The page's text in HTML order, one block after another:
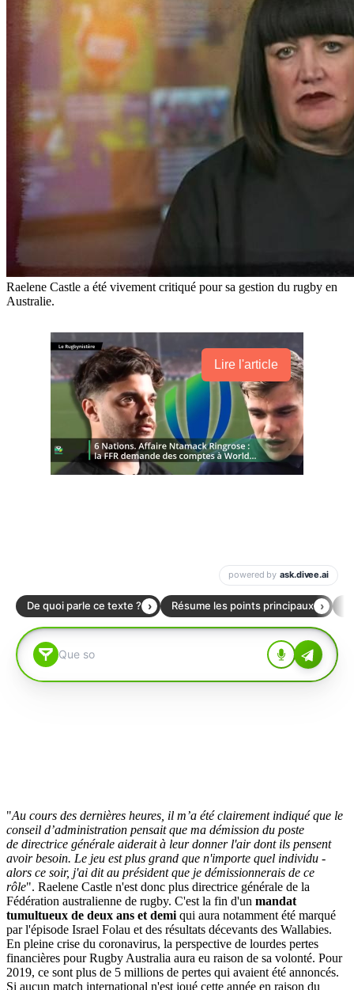
Raelene Castle a été vivement critiqué pour sa gestion du rugby en
Australie.
Lire l'article
"Au cours des dernières heures, il m’a été clairement indiqué que le
conseil d’administration pensait que ma démission du poste
de directrice générale aiderait à leur donner l'air dont ils pensent
avoir besoin. Le jeu est plus grand que n'importe quel individu -
alors ce soir, j'ai dit au président que je démissionnerais de ce
rôle". Raelene Castle n'est donc plus directrice générale de la
Fédération australienne de rugby. C'est la fin d'un mandat
tumultueux de deux ans et demi qui aura notamment été marqué
par l'épisode Israel Folau et des résultats décevants des Wallabies.
En pleine crise du coronavirus, la perspective de lourdes pertes
financières pour Rugby Australia aura eu raison de sa volonté. Pour
2019, ce sont plus de 5 millions de pertes qui avaient été annoncés.
Si aucun match international n'est joué cette année en raison du